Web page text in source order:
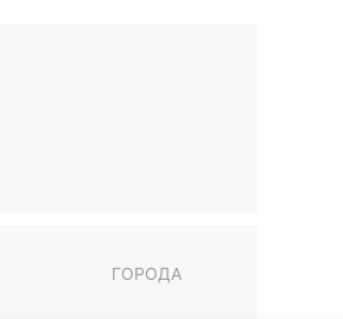
ГОРОДА